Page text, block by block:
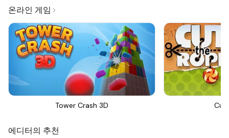
온라인 게임
Tower Crash 3D Cut
에디터의 추천